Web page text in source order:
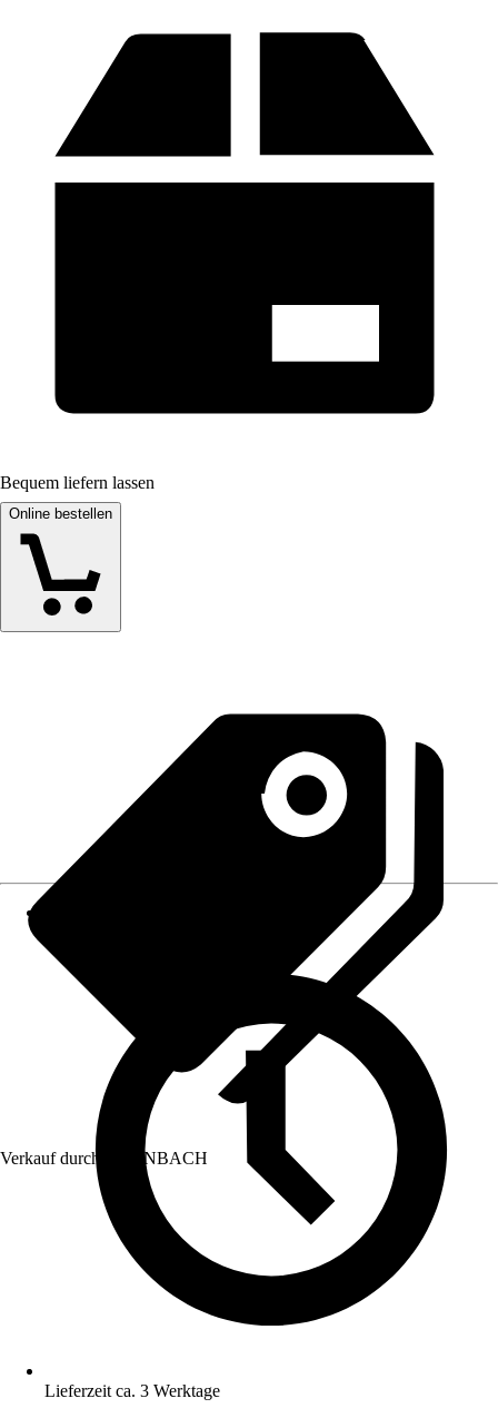
Bequem liefern lassen
Online bestellen
Verkauf durch: HORNBACH
Lieferzeit ca. 3 Werktage